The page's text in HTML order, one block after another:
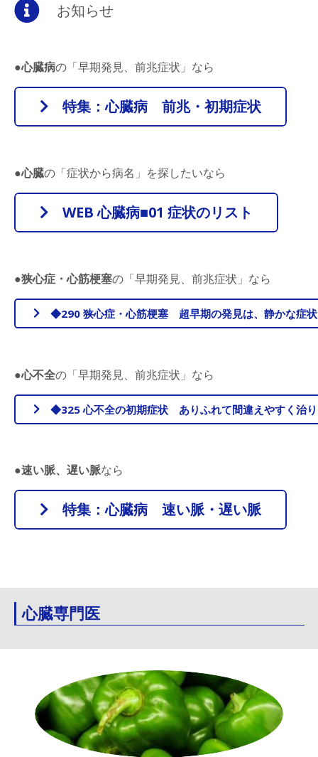
お知らせ
●心臓病の「早期発見、前兆症状」なら
特集：心臓病 前兆・初期症状
●心臓の「症状から病名」を探したいなら
WEB 心臓病■01 症状のリスト
●狭心症・心筋梗塞の「早期発見、前兆症状」なら
◆290 狭心症・心筋梗塞 超早期の発見は、静かな症
●心不全の「早期発見、前兆症状」なら
◆325 心不全の初期症状 ありふれて間違えやすく治
●速い脈、遅い脈なら
特集：心臓病 速い脈・遅い脈
心臓専門医